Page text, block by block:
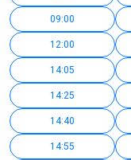
09:00
12:00
14:05
14:25
14:40
14:55